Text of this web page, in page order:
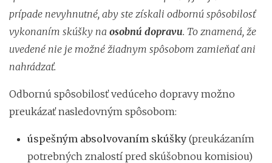
prípade nevyhnutné, aby ste získali odbornú spôsobilosť
vykonaním skúšky na osobnú dopravu. To znamená, že
uvedené nie je možné žiadnym spôsobom zamieňať ani
nahrádzať.
Odbornú spôsobilosť vedúceho dopravy možno
preukázať nasledovným spôsobom:
úspešným absolvovaním skúšky (preukázaním
potrebných znalostí pred skúšobnou komisiou)